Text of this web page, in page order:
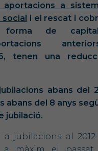
a
i el rescat i
de
tenen una
abans del
abans del 8 anys
jubilació.
a jubilacions al 2012